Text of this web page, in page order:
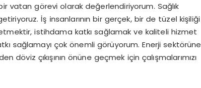
vatan görevi olarak değerlendiriyorum. Sağlık
İş insanlarının bir gerçek, bir de tüzel kişiliği
istihdama katkı sağlamak ve kaliteli hizmet
sağlamayı çok önemli görüyorum. Enerji sektörüne
döviz çıkışının önüne geçmek için çalışmalarımızı